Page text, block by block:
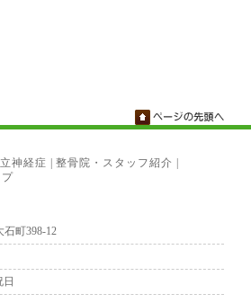
神経症 整骨院・スタッフ紹介
石町398-12